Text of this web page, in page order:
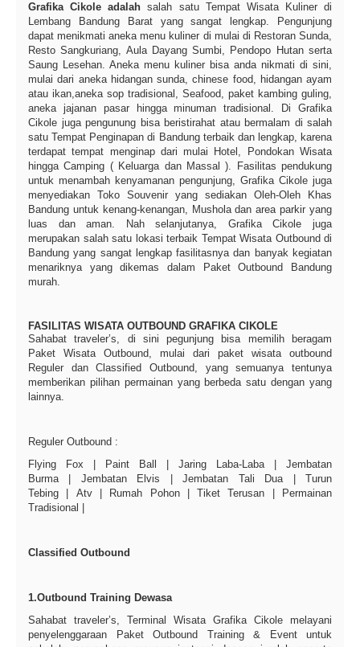
Grafika Cikole adalah salah satu Tempat Wisata Kuliner di
Lembang Bandung Barat yang sangat lengkap. Pengunjung
dapat menikmati aneka menu kuliner di mulai di Restoran Sunda,
Resto Sangkuriang, Aula Dayang Sumbi, Pendopo Hutan serta
Saung Lesehan. Aneka menu kuliner bisa anda nikmati di sini,
mulai dari aneka hidangan sunda, chinese food, hidangan ayam
atau ikan,aneka sop tradisional, Seafood, paket kambing guling,
aneka jajanan pasar hingga minuman tradisional. Di Grafika
Cikole juga pengunung bisa beristirahat atau bermalam di salah
satu Tempat Penginapan di Bandung terbaik dan lengkap, karena
terdapat tempat menginap dari mulai Hotel, Pondokan Wisata
hingga Camping ( Keluarga dan Massal ). Fasilitas pendukung
untuk menambah kenyamanan pengunjung, Grafika Cikole juga
menyediakan Toko Souvenir yang sediakan Oleh-Oleh Khas
Bandung untuk kenang-kenangan, Mushola dan area parkir yang
luas dan aman. Nah selanjutanya, Grafika Cikole juga
merupakan salah satu lokasi terbaik Tempat Wisata Outbound di
Bandung yang sangat lengkap fasilitasnya dan banyak kegiatan
menariknya yang dikemas dalam Paket Outbound Bandung
murah.
FASILITAS WISATA OUTBOUND GRAFIKA CIKOLE
Sahabat traveler’s, di sini pegunjung bisa memilih beragam
Paket Wisata Outbound, mulai dari paket wisata outbound
Reguler dan Classified Outbound, yang semuanya tentunya
memberikan pilihan permainan yang berbeda satu dengan yang
lainnya.
Reguler Outbound :
Flying Fox | Paint Ball | Jaring Laba-Laba | Jembatan
Burma | Jembatan Elvis | Jembatan Tali Dua | Turun
Tebing | Atv | Rumah Pohon | Tiket Terusan | Permainan
Tradisional |
Classified Outbound
1.Outbound Training Dewasa
Sahabat traveler’s, Terminal Wisata Grafika Cikole melayani
penyelenggaraan Paket Outbound Training & Event untuk